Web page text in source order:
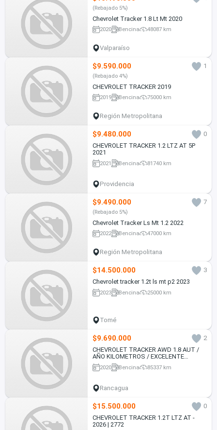
(Rebajado 5%)
Chevrolet Tracker 1.8 Lt Mt 2020
2020 Bencina 48087 km
Valparaíso
$9.590.000 1
(Rebajado 4%)
CHEVROLET TRACKER 2019
2019 Bencina 75000 km
Región Metropolitana
$9.480.000
0
CHEVROLET TRACKER 1.2 LTZ AT 5P
2021
2021 Bencina 81740 km
Providencia
$9.490.000 7
(Rebajado 5%)
Chevrolet Tracker Ls Mt 1.2 2022
2022 Bencina 47000 km
Región Metropolitana
$14.500.000
3
Chevrolet tracker 1.2t ls mt p2 2023
2023 Bencina 25000 km
Tomé
$9.690.000
2
CHEVROLET TRACKER AWD 1.8 AUT /
AÑO KILOMETROS / EXCELENTE
ESTADO
2020 Bencina 85337 km
Rancagua
$15.500.000
0
CHEVROLET TRACKER 1.2T LTZ AT -
2026 | 2772